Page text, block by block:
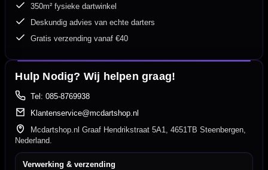
350m² fysieke dartwinkel
Deskundig advies van echte darters
Gratis verzending vanaf €40
Hulp Nodig? Wij helpen graag!
Tel: 085-8769938
Klantenservice@mcdartshop.nl
Mcdartshop.nl Graaf Hendrikstraat 5A1, 4651TB Steenbergen,
Nederland.
Verwerking & verzending